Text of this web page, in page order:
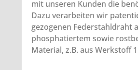
mit unseren Kunden die
Dazu verarbeiten wir
gezogenen Federstahldraht
phosphatiertem sowie
Material, z.B. aus Werkstoff